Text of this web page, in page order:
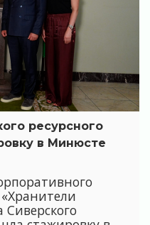
ресурсного
в Минюсте